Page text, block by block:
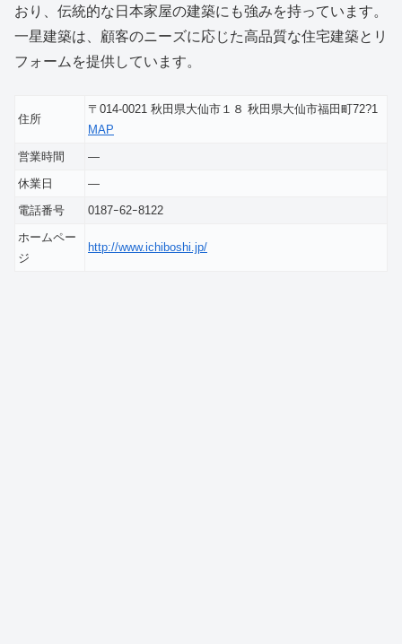
おり、伝統的な日本家屋の建築にも強みを持っています。
一星建築は、顧客のニーズに応じた高品質な住宅建築とリ
フォームを提供しています。
住所
〒014-0021 秋田県大仙市１８ 秋田県大仙市福田町72?1
MAP
営業時間
―
休業日
―
電話番号
0187ｰ62ｰ8122
ホームペー
ジ
http://www.ichiboshi.jp/